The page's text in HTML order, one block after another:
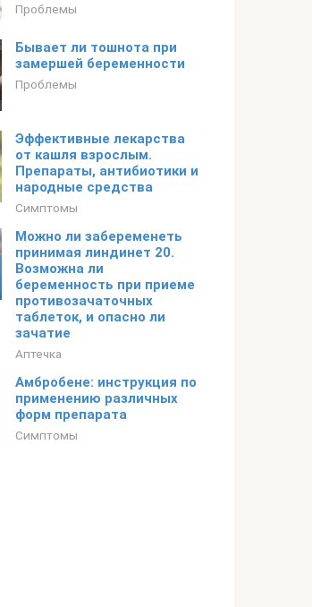
Проблемы
Бывает ли тошнота при
замершей беременности
Проблемы
Эффективные лекарства
от кашля взрослым.
Препараты, антибиотики и
народные средства
Симптомы
Можно ли забеременеть
принимая линдинет 20.
Возможна ли
беременность при приеме
противозачаточных
таблеток, и опасно ли
зачатие
Аптечка
Амбробене: инструкция по
применению различных
форм препарата
Симптомы